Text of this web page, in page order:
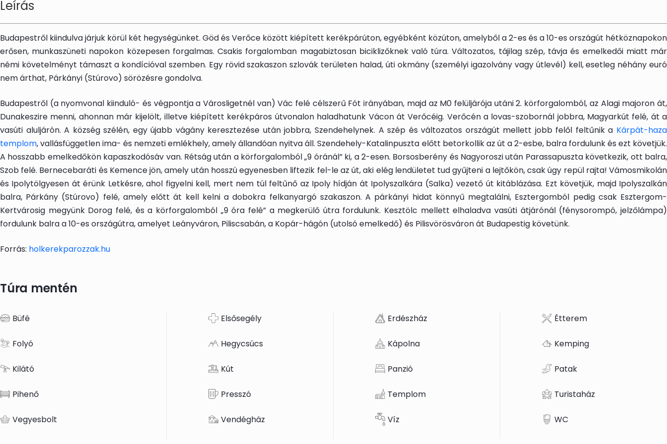
Leírás
Budapestről kiindulva járjuk körül két hegységünket. Göd és Verőce között kiépített kerékpárúton, egyébként közúton, amelyből a 2-es és a 10-es országút hétköznapokon
erősen, munkaszüneti napokon közepesen forgalmas. Csakis forgalomban magabiztosan biciklizőknek való túra. Változatos, tájilag szép, távja és emelkedői miatt már
némi követelményt támaszt a kondícióval szemben. Egy rövid szakaszon szlovák területen halad, úti okmány (személyi igazolvány vagy útlevél) kell, esetleg néhány euró
nem árthat, Párkányi (Stúrovo) sörözésre gondolva.
Budapestről (a nyomvonal kiinduló- és végpontja a Városligetnél van) Vác felé célszerű Fót irányában, majd az M0 felüljárója utáni 2. körforgalomból, az Alagi majoron át,
Dunakeszire menni, ahonnan már kijelölt, illetve kiépített kerékpáros útvonalon haladhatunk Vácon át Verőcéig. Verőcén a lovas-szobornál jobbra, Magyarkút felé, át a
vasúti aluljárón. A község szélén, egy újabb vágány keresztezése után jobbra, Szendehelynek. A szép és változatos országút mellett jobb felől feltűnik a Kárpát-haza
templom, vallásfüggetlen ima- és nemzeti emlékhely, amely állandóan nyitva áll. Szendehely-Katalinpuszta előtt betorkollik az út a 2-esbe, balra fordulunk és ezt követjük.
A hosszabb emelkedőkön kapaszkodósáv van. Rétság után a körforgalomból „9 óránál” ki, a 2-esen. Borsosberény és Nagyoroszi után Parassapuszta következik, ott balra,
Szob felé. Bernecebaráti és Kemence jön, amely után hosszú egyenesben liftezik fel-le az út, aki elég lendületet tud gyűjteni a lejtőkön, csak úgy repül rajta! Vámosmikolán
és Ipolytölgyesen át érünk Letkésre, ahol figyelni kell, mert nem túl feltűnő az Ipoly hídján át Ipolyszalkára (Salka) vezető út kitáblázása. Ezt követjük, majd Ipolyszalkán
balra, Párkány (Stúrovo) felé, amely előtt át kell kelni a dobokra felkanyargó szakaszon. A párkányi hidat könnyű megtalálni, Esztergomból pedig csak Esztergom-
Kertvárosig megyünk Dorog felé, és a körforgalomból „9 óra felé” a megkerülő útra fordulunk. Kesztölc mellett elhaladva vasúti átjárónál (fénysorompó, jelzőlámpa)
fordulunk balra a 10-es országútra, amelyet Leányváron, Piliscsabán, a Kopár-hágón (utolsó emelkedő) és Pilisvörösváron át Budapestig követünk.
Forrás: holkerekparozzak.hu
Túra mentén
Büfé Elsősegély Erdészház Étterem
Folyó Hegycsúcs Kápolna Kemping
Kilátó Kút Panzió Patak
Pihenő Presszó Templom Turistaház
Vegyesbolt Vendégház Víz WC